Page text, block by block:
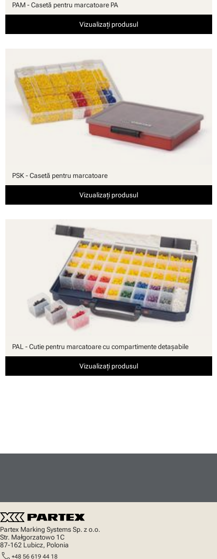
PAM - Casetă pentru marcatoare PA
Vizualizați produsul
PSK - Casetă pentru marcatoare
Vizualizați produsul
PAL - Cutie pentru marcatoare cu compartimente detaşabile
Vizualizați produsul
Partex Marking Systems Sp. z o.o.
Str. Małgorzatowo 1C
87-162 Lubicz, Polonia
call +48 56 619 44 18